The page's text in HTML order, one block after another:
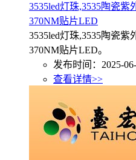
3535led灯珠,3535陶瓷紫
370NM贴片LED
3535led灯珠,3535陶瓷紫
370NM贴片LED。
发布时间：2025-
查看详情>>